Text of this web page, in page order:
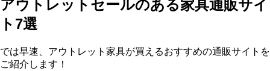
アウトレットセールのある家具通販サイ
ト7選
では早速、アウトレット家具が買えるおすすめの通販サイトを
ご紹介します！